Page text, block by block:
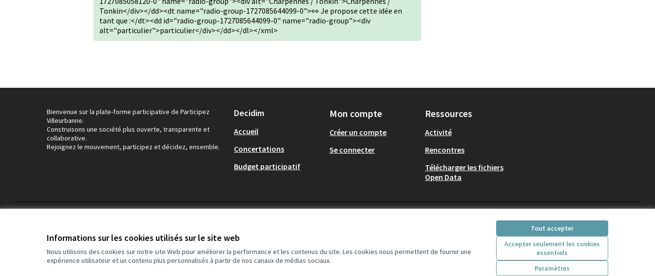
Informations sur les cookies utilisés sur le site web
Nous utilisons des cookies sur notre site Web pour améliorer la performance et les contenus du site. Les cookies nous permettent de fournir une
expérience utilisateur et un contenu plus personnalisés à partir de nos canaux de médias sociaux.
Tout accepter
Accepter seulement les cookies
essentiels
Paramètres
Tonkin</div></dd><dt name="radio-group-1727085644099-0">👀 Je propose cette idée en
tant que :</dt><dd id="radio-group-1727085644099-0" name="radio-group"><div
alt="particulier">particulier</div></dd></dl></xml>
Bienvenue sur la plate-forme participative de Participez
Villeurbanne.
Construisons une société plus ouverte, transparente et
collaborative.
Rejoignez le mouvement, participez et décidez, ensemble.
Decidim
Accueil
Concertations
Budget participatif
Mon compte
Créer un compte
Se connecter
Ressources
Activité
Rencontres
Télécharger les fichiers
Open Data
(Lien externe)
(Lien externe)(Lien externe)(Lien externe)
Licence Creative
(Lien externe)